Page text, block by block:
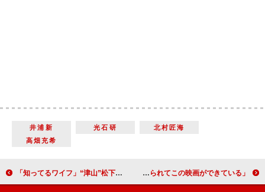
井浦新 光石研
北村匠海
高畑充希
「知ってるワイフ」“津山”松下洸平の告白に反響 「津山主任の言動がイケメン過ぎる」 舘ひろし「渡さんに見てもらいたい」 「綾野くんに引っ張られてこの映画ができている」